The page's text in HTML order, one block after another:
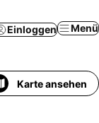
Einloggen Menü
Pool Keine
Karte ansehen